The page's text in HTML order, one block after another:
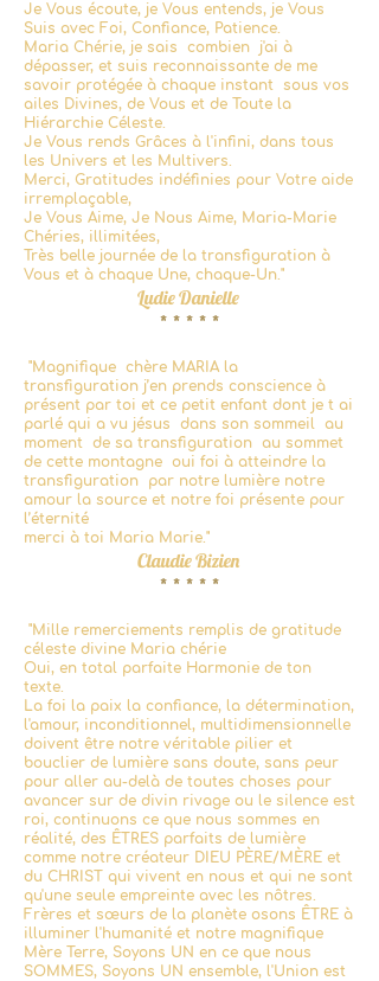
Je Vous écoute, je Vous entends, je Vous
Suis avec Foi, Confiance, Patience.
Maria Chérie, je sais combien j'ai à
dépasser, et suis reconnaissante de me
savoir protégée à chaque instant sous vos
ailes Divines, de Vous et de Toute la
Hiérarchie Céleste.
Je Vous rends Grâces à l'infini, dans tous
les Univers et les Multivers.
Merci, Gratitudes indéfinies pour Votre aide
irremplaçable,
Je Vous Aime, Je Nous Aime, Maria-Marie
Chéries, illimitées,
Très belle journée de la transfiguration à
Vous et à chaque Une, chaque-Un."
Ludie Danielle
* * * * *
"Magnifique chère MARIA la
transfiguration j’en prends conscience à
présent par toi et ce petit enfant dont je t ai
parlé qui a vu jésus dans son sommeil au
moment de sa transfiguration au sommet
de cette montagne oui foi à atteindre la
transfiguration par notre lumière notre
amour la source et notre foi présente pour
l’éternité
merci à toi Maria Marie."
Claudie Bizien
* * * * *
"Mille remerciements remplis de gratitude
céleste divine Maria chérie
Oui, en total parfaite Harmonie de ton
texte.
La foi la paix la confiance, la détermination,
l'amour, inconditionnel, multidimensionnelle
doivent être notre véritable pilier et
bouclier de lumière sans doute, sans peur
pour aller au-delà de toutes choses pour
avancer sur de divin rivage ou le silence est
roi, continuons ce que nous sommes en
réalité, des ÊTRES parfaits de lumière
comme notre créateur DIEU PÈRE/MÈRE et
du CHRIST qui vivent en nous et qui ne sont
qu'une seule empreinte avec les nôtres.
Frères et sœurs de la planète osons ÊTRE à
illuminer l'humanité et notre magnifique
Mère Terre, Soyons UN en ce que nous
SOMMES, Soyons UN ensemble, l'Union est